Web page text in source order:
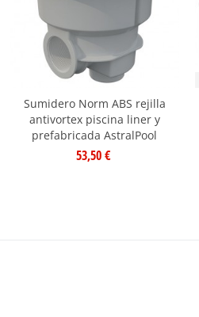
Sumidero Norm ABS rejilla
antivortex piscina liner y
prefabricada AstralPool
53,50 €